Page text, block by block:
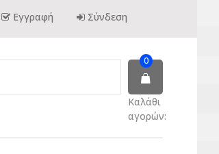
Εγγραφή Σύνδεση
Καλάθι
αγορών:
0